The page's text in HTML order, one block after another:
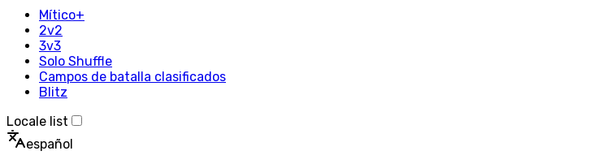
Mítico+
2v2
3v3
Solo Shuffle
Campos de batalla clasificados
Blitz
Locale list
español